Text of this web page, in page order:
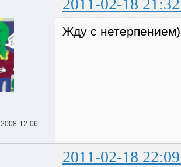
2011-02-18
2008-12-06
Жду с
2011-02-18